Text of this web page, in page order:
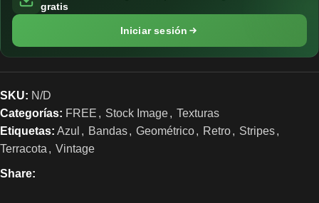
gratis
Iniciar sesión
SKU: N/D
Categorías: FREE , Stock Image, Texturas
Etiquetas: Azul , Bandas, Geométrico, Retro, Stripes,
Terracota , Vintage
Share: